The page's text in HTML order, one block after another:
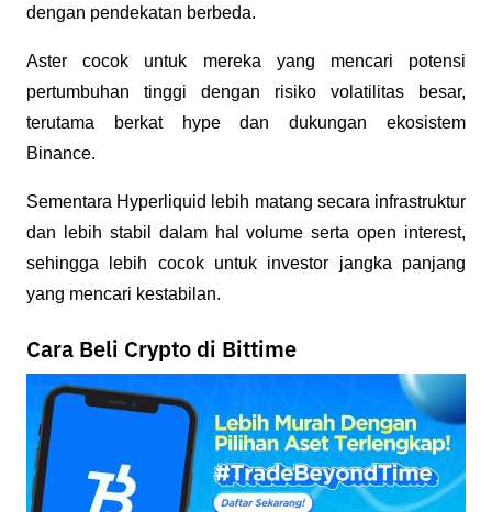
dengan pendekatan berbeda.
Aster cocok untuk mereka yang mencari potensi
pertumbuhan tinggi dengan risiko volatilitas besar,
terutama berkat hype dan dukungan ekosistem
Binance.
Sementara Hyperliquid lebih matang secara infrastruktur
dan lebih stabil dalam hal volume serta open interest,
sehingga lebih cocok untuk investor jangka panjang
yang mencari kestabilan.
Cara Beli Crypto di Bittime